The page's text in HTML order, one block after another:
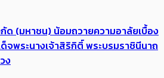
กัด (มหาชน) น้อมถวายความอาลัยเบื้อง
จพระนางเจ้าสิริกิติ์ พระบรมราชินีนาถ
ง